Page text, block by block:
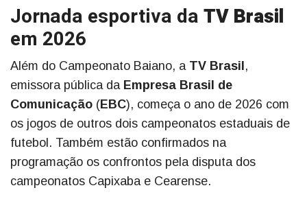
Jornada esportiva daTV Brasil
em 2026
Além do Campeonato Baiano, a TV Brasil ,
emissora pública da Empresa Brasil de
Comunicação (EBC), começa o ano de 2026 com
os jogos de outros dois campeonatos estaduais de
futebol. Também estão confirmados na
programação os confrontos pela disputa dos
campeonatos Capixaba e Cearense.